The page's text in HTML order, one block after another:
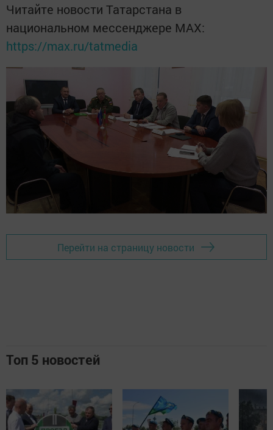
Читайте новости Татарстана в
национальном мессенджере MАХ:
https://max.ru/tatmedia
Перейти на страницу новости
Топ 5 новостей